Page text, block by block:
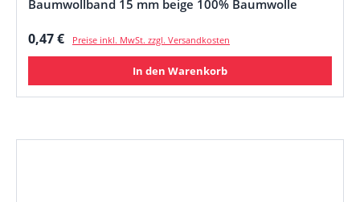
Baumwollband 15 mm beige 100% Baumwolle
Regulärer Preis:
0,47 € Preise inkl. MwSt. zzgl. Versandkosten
In den Warenkorb